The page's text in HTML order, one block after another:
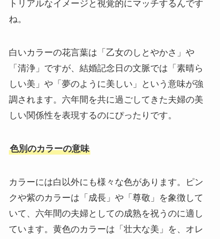
トリアルなイメージと視覚的にマッチするんです
ね。
白いカラーの花言葉は「乙女のしとやかさ」や
「清浄」ですが、結婚記念日の文脈では「素晴ら
しい美」や「夢のように美しい」という意味が強
調されます。六年間を共に過ごしてきた夫婦の美
しい関係性を表現するのにぴったりです。
色別のカラーの意味
カラーには白以外にも様々な色があります。ピン
クや紫のカラーは「成長」や「尊敬」を象徴して
いて、六年間の夫婦としての成熟を祝うのに適し
ています。黄色のカラーは「壮大な美」を、オレ